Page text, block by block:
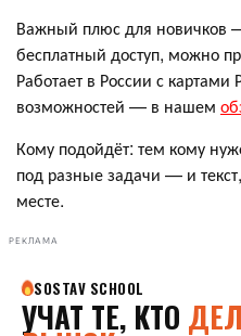
Важный плюс для новичков
бесплатный доступ, можно
Работает в России с
возможностей — в нашем
Кому подойдёт: тем кому
под разные задачи — и
месте.
РЕКЛАМА